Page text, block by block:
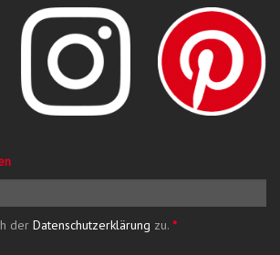
der Datenschutzerklärung zu. *